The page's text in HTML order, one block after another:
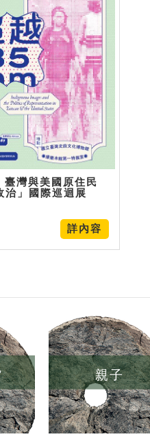
臺灣與美國原住民
治」國際巡迴展
詳內容
親子